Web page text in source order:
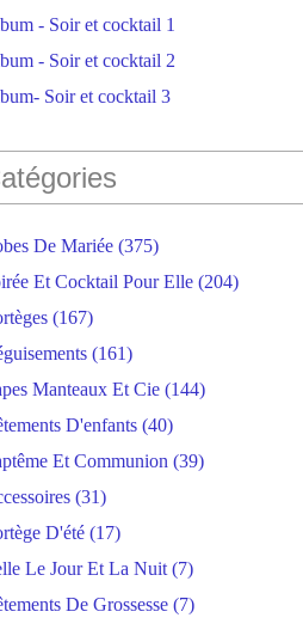
- Soir et cocktail 1
- Soir et cocktail 2
Soir et cocktail 3
De Mariée (375)
Et Cocktail Pour Elle (204)
(167)
(161)
Manteaux Et Cie (144)
D'enfants (40)
Et Communion (39)
(31)
D'été (17)
Le Jour Et La Nuit (7)
De Grossesse (7)